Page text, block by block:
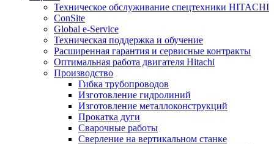
Техническое обслуживание спецтехники HITACHI
ConSite
Global e-Service
Техническая поддержка и обучение
Расширенная гарантия и сервисные контракты
Оптимальная работа двигателя Hitachi
Производство
Гибка трубопроводов
Изготовление гидролиний
Изготовление металлоконструкций
Прокатка дуги
Сварочные работы
Сверление на вертикальном станке